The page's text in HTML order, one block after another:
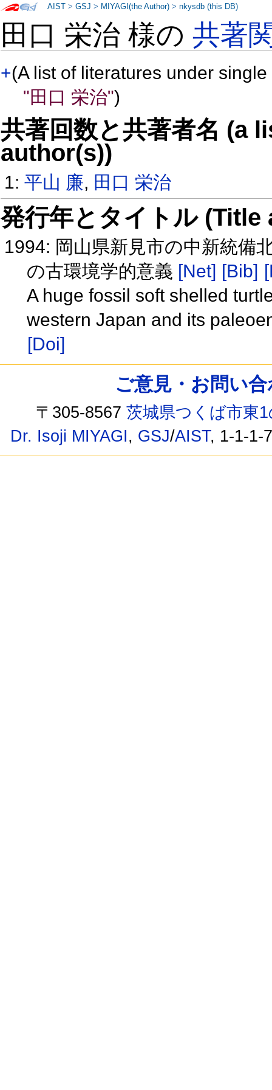
田口 栄治 様の共著
+(A list of literatures under
"田口 栄治")
共著回数と共著者名 (a
author(s))
1:平山 廉, 田口 栄治
発行年とタイトル
1994: 岡山県新見市の中新統備
の古環境学的意義 [Net] [Bib]
A huge fossil soft shelled
western Japan and its
[Doi]
AIST >GSJ > MIYAGI(the Author) >nkysdb (this DB)
ご意見・お問い
〒305-8567茨城県つくば市東
Dr. Isoji MIYAGI, GSJ/AIST, 1-1-1-